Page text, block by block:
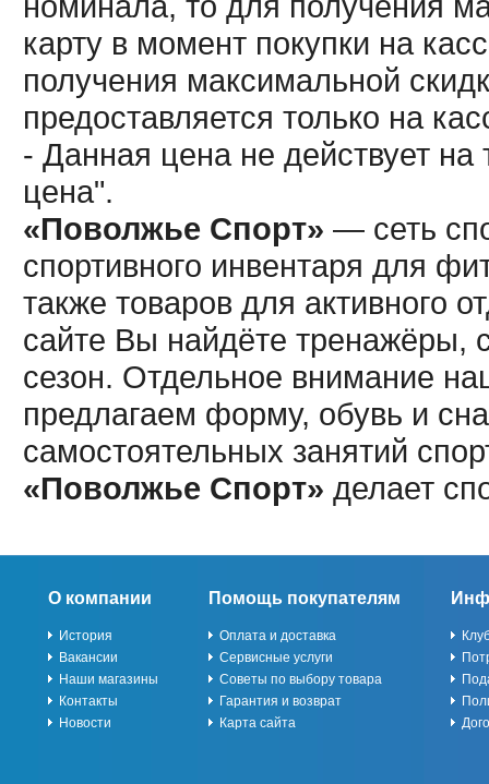
карту в момент покупки на
получения максимальной
предоставляется только на
- Данная цена не действует
цена".
«Поволжье Спорт» — сеть
спортивного инвентаря для
также товаров для активного
сайте Вы найдёте тренажёры,
сезон. Отдельное внимание
предлагаем форму, обувь и
самостоятельных занятий
«Поволжье Спорт» делает
О компании
История
Вакансии
Наши магазины
Контакты
Новости
Помощь покупателям
Оплата и доставка
Сервисные услуги
Советы по выбору товара
Гарантия и возврат
Карта сайта